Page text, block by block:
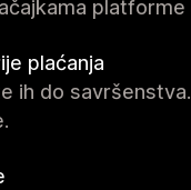
platforme
plaćanja
ih do